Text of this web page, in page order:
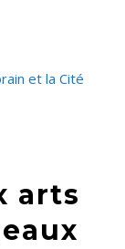
et la Cité
arts